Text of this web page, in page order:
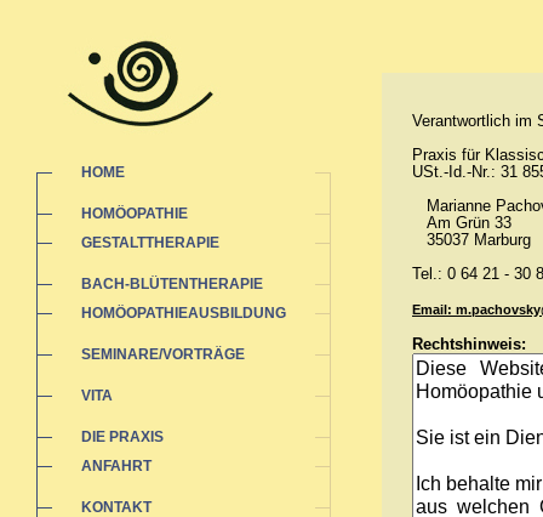
HOME
HOMÖOPATHIE
GESTALTTHERAPIE
BACH-BLÜTENTHERAPIE
HOMÖOPATHIEAUSBILDUNG
SEMINARE/VORTRÄGE
VITA
DIE PRAXIS
ANFAHRT
KONTAKT
Verantwortlich im
Praxis für
USt.-Id.-Nr.: 31
Marianne
Am Grün 33
35037 Marburg
Tel.: 0 64 21 - 30
Email:
Rechtshinweis: